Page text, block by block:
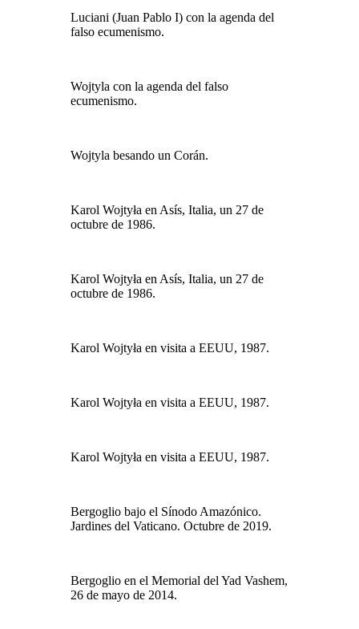
Luciani (Juan Pablo I) con la agenda del
falso ecumenismo.
Wojtyla con la agenda del falso
ecumenismo.
Wojtyla besando un Corán.
Karol Wojtyła en Asís, Italia, un 27 de
octubre de 1986.
Karol Wojtyła en Asís, Italia, un 27 de
octubre de 1986.
Karol Wojtyła en visita a EEUU, 1987.
Karol Wojtyła en visita a EEUU, 1987.
Karol Wojtyła en visita a EEUU, 1987.
Bergoglio bajo el Sínodo Amazónico.
Jardines del Vaticano. Octubre de 2019.
Bergoglio en el Memorial del Yad Vashem,
26 de mayo de 2014.